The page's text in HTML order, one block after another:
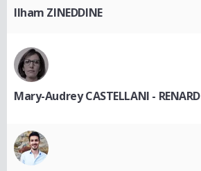
Ilham ZINEDDINE
Mary-Audrey CASTELLANI - RENARD